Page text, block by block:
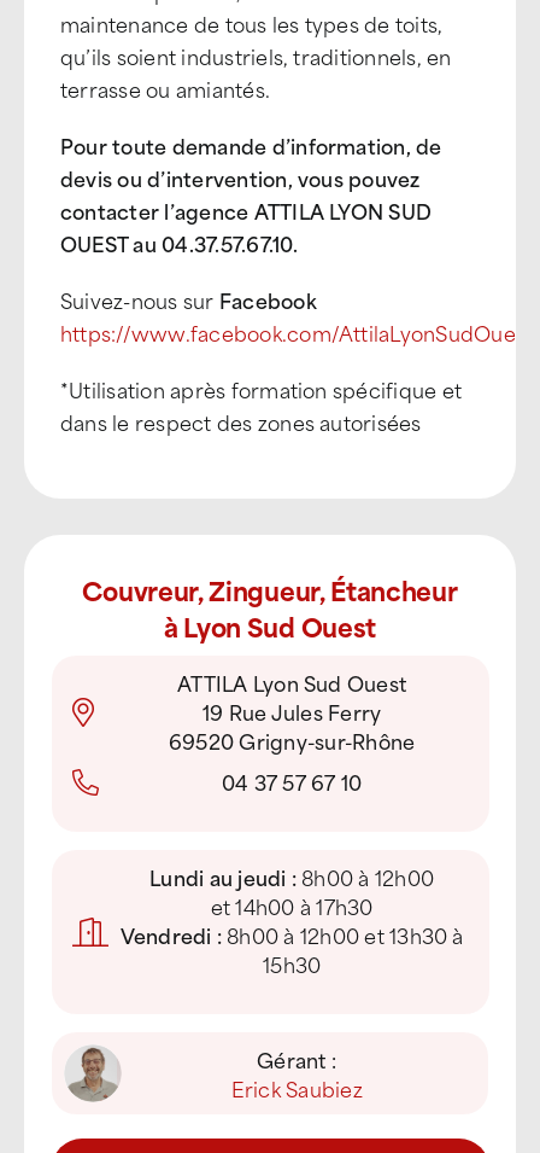
maintenance de tous les types de toits,
qu’ils soient industriels, traditionnels, en
terrasse ou amiantés.
Pour toute demande d’information, de
devis ou d’intervention, vous pouvez
contacter l’agence ATTILA LYON SUD
OUEST au 04.37.57.67.10.
Suivez-nous sur Facebook
https://www.facebook.com/
*Utilisation après formation spécifique et
dans le respect des zones autorisées
Couvreur, Zingueur, Étancheur
à Lyon Sud Ouest
ATTILA Lyon Sud Ouest
19 Rue Jules Ferry
69520 Grigny-sur-Rhône
04 37 57 67 10
Lundi au jeudi :8h00 à 12h00
et 14h00 à 17h30
Vendredi :8h00 à 12h00 et 13h30 à
15h30
Gérant :
Erick Saubiez